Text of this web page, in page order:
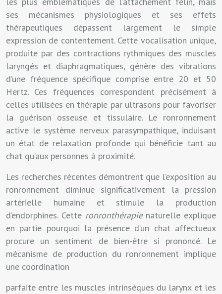
ses mécanismes physiologiques et ses effets
thérapeutiques dépassent largement le simple
expression de contentement. Cette vocalisation unique,
produite par des contractions rythmiques des muscles
laryngés et diaphragmatiques, génère des vibrations
d’une fréquence spécifique comprise entre 20 et 50
Hertz. Ces fréquences correspondent précisément à
celles utilisées en thérapie par ultrasons pour favoriser
la guérison osseuse et tissulaire. Le ronronnement
active le système nerveux parasympathique, induisant
un état de relaxation profonde qui bénéficie tant au
chat qu’aux personnes à proximité.
Les recherches récentes démontrent que l’exposition au
ronronnement diminue significativement la pression
artérielle humaine et stimule la production
d’endorphines. Cette ronronthérapie naturelle explique
en partie pourquoi la présence d’un chat affectueux
procure un sentiment de bien-être si prononcé. Le
mécanisme de production du ronronnement implique
une coordination
parfaite entre les muscles intrinsèques du larynx et les